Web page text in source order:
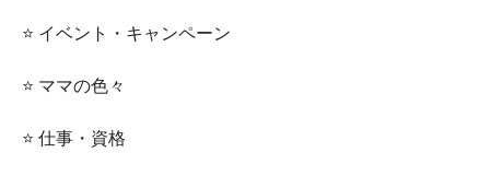
⭐️ イベント・キャンペーン
⭐️ ママの色々
⭐️ 仕事・資格